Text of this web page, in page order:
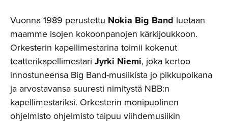
Vuonna 1989 perustettu Nokia Big Band luetaan
maamme isojen kokoonpanojen kärkijoukkoon.
Orkesterin kapellimestarina toimii kokenut
teatterikapellimestari Jyrki Niemi, joka kertoo
innostuneensa Big Band-musiikista jo pikkupoikana
ja arvostavansa suuresti nimitystä NBB:n
kapellimestariksi. Orkesterin monipuolinen
ohjelmisto ohjelmisto taipuu viihdemusiikin